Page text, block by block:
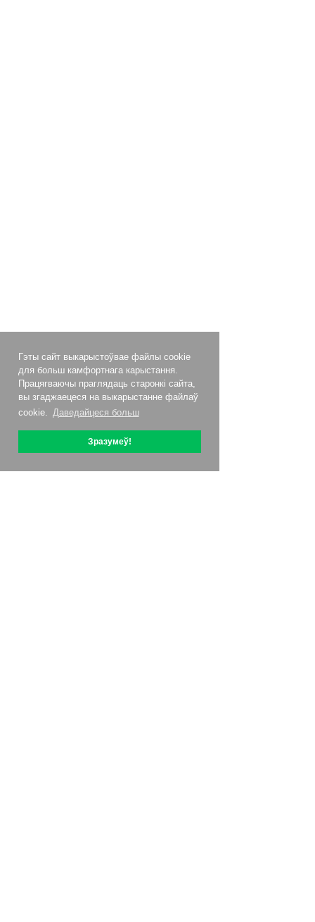
Гэты сайт выкарыстоўвае файлы cookie
для больш камфортнага карыстання.
Працягваючы праглядаць старонкі сайта,
вы згаджаецеся на выкарыстанне файлаў
cookie. Даведайцеся больш
Зразумеў!